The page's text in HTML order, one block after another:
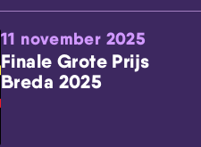
11 november 2025
Finale Grote Prijs
Breda 2025